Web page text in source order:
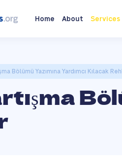
Home About Services
Bölümü Yazımına Yardımcı Kılacak